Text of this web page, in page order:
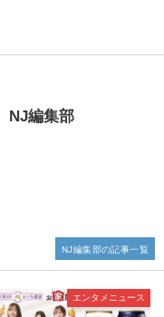
NJ編集部
エンタメニュース
NJ編集部の記事一覧